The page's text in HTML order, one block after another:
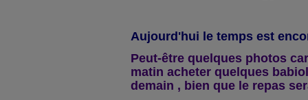
Aujourd'hui le temps est
Peut-être quelques photos
matin acheter quelques
demain , bien que le repas